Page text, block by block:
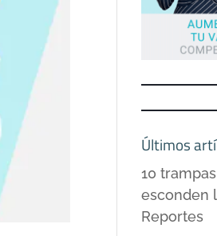
Últimos
10
esconden
Reportes